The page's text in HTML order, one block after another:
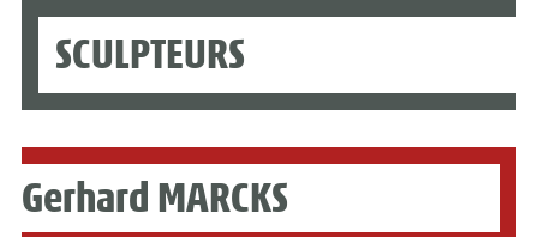
SCULPTEURS
Gerhard MARCKS